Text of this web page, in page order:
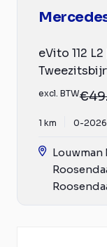
eVito 112
excl. BTW
1 km 0-2026